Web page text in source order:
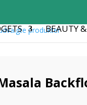
BEAUTY